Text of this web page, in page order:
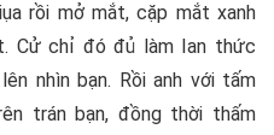
rồi mở mắt, cặp mắt xanh
Cử chỉ đó đủ làm Ian thức
nhìn bạn. Rồi anh với tấm
trán bạn, đồng thời thấm